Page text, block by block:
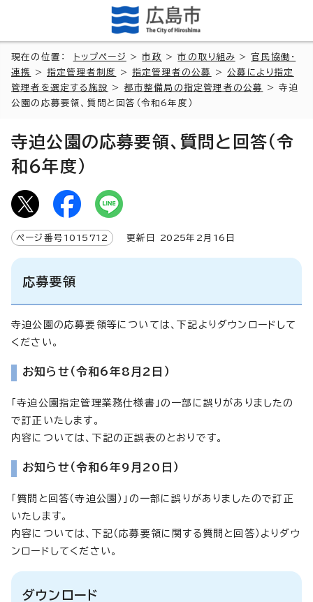
現在の位置： トップページ >市政 >市の取り組み > 官民協働・
連携
>指定管理者制度 >指定管理者の公募 >公募により指定
管理者を選定する施設
> 都市整備局の指定管理者の公募
> 寺迫
公園の応募要領、質問と回答（令和6年度）
寺迫公園の応募要領、質問と回答（令
和6年度）
ページ番号 1015712 更新日 2025年2月 16 日
応募要領
寺迫公園の応募要領等については、下記よりダウンロードして
ください。
お知らせ（令和6年8月2日）
「寺迫公園指定管理業務仕様書」の一部に誤りがありましたの
で訂正いたします。
内容については、下記の正誤表のとおりです。
お知らせ（令和6年9月20日）
「質問と回答（寺迫公園）」の一部に誤りがありましたので訂正
いたします。
内容については、下記（応募要領に関する質問と回答）よりダウ
ンロードしてください。
ダウンロード